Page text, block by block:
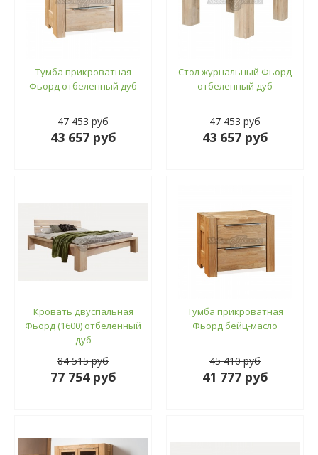
Тумба прикроватная
Фьорд отбеленный дуб
47 453 руб
43 657 руб
Стол журнальный Фьорд
отбеленный дуб
47 453 руб
43 657 руб
Кровать двуспальная
Фьорд (1600) отбеленный
дуб
84 515 руб
77 754 руб
Тумба прикроватная
Фьорд бейц-масло
45 410 руб
41 777 руб